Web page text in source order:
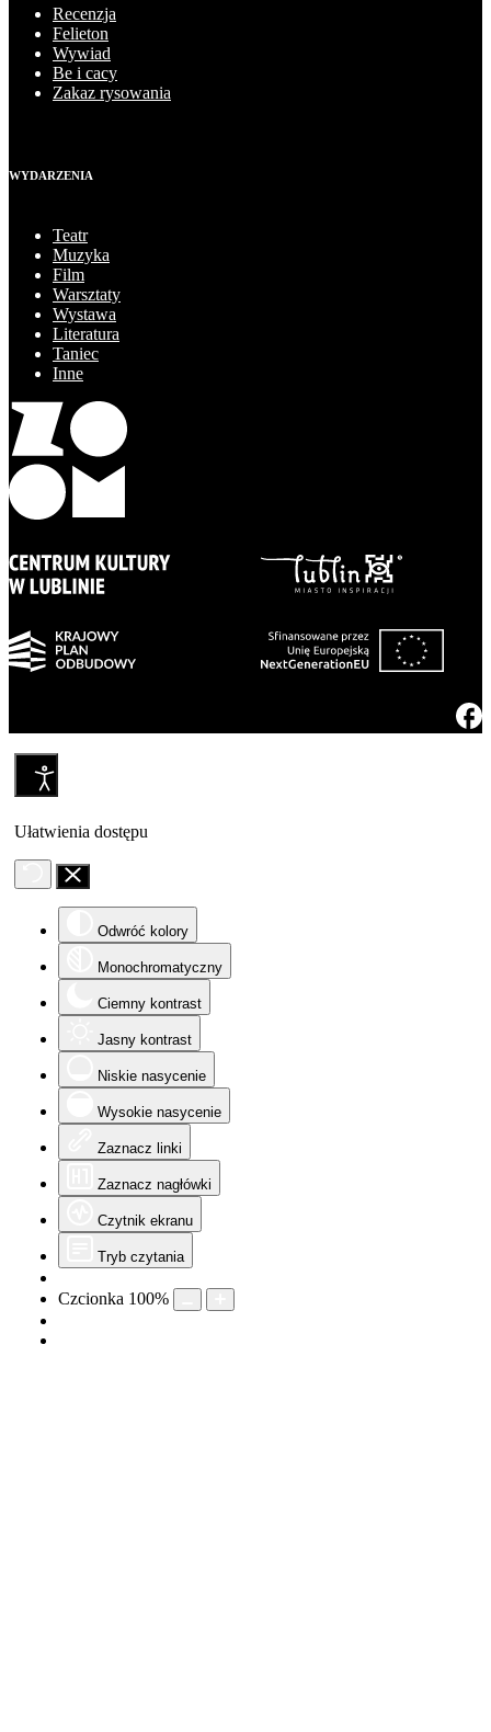
Recenzja
Felieton
Wywiad
Be i cacy
Zakaz rysowania
WYDARZENIA
Teatr
Muzyka
Film
Warsztaty
Wystawa
Literatura
Taniec
Inne
Ułatwienia dostępu
Odwróć kolory
Monochromatyczny
Ciemny kontrast
Jasny kontrast
Niskie nasycenie
Wysokie nasycenie
Zaznacz linki
Zaznacz nagłówki
Czytnik ekranu
Tryb czytania
Czcionka 100%